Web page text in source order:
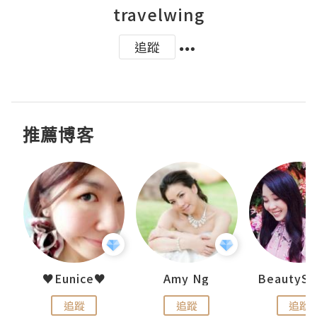
travelwing
追蹤
推薦博客
♥Eunice♥
追蹤
Amy Ng
追蹤 追蹤